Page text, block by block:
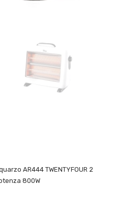
AR444 TWENTYFOUR 2
800W